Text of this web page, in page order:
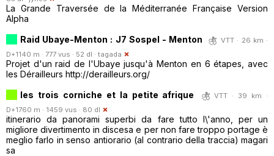
La Grande Traversée de la Méditerranée Française Version
Alpha
Raid Ubaye-Menton : J7 Sospel - Menton
VTT · 26 km ·
D+1140 m · 777 vus · 52 dl · tagada
Projet d'un raid de l'Ubaye jusqu'à Menton en 6 étapes, avec
les Dérailleurs http://derailleurs.org/
les trois corniche et la petite afrique
VTT · 39 km ·
D+1760 m · 1459 vus · 80 dl
itinerario da panorami superbi da fare tutto l\'anno, per un
migliore divertimento in discesa e per non fare troppo portage è
meglio farlo in senso antiorario (al contrario della traccia) magari
sa